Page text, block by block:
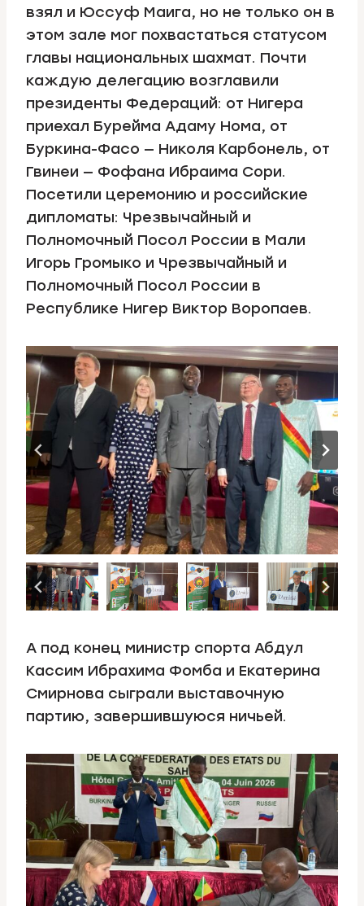
взял и Юссуф Маига, но не только он в
этом зале мог похвастаться статусом
главы национальных шахмат. Почти
каждую делегацию возглавили
президенты Федераций: от Нигера
приехал Бурейма Адаму Нома, от
Буркина-Фасо — Николя Карбонель, от
Гвинеи — Фофана Ибраима Сори.
Посетили церемонию и российские
дипломаты: Чрезвычайный и
Полномочный Посол России в Мали
Игорь Громыко и Чрезвычайный и
Полномочный Посол России в
Республике Нигер Виктор Воропаев.
А под конец министр спорта Абдул
Кассим Ибрахима Фомба и Екатерина
Смирнова сыграли выставочную
партию, завершившуюся ничьей.